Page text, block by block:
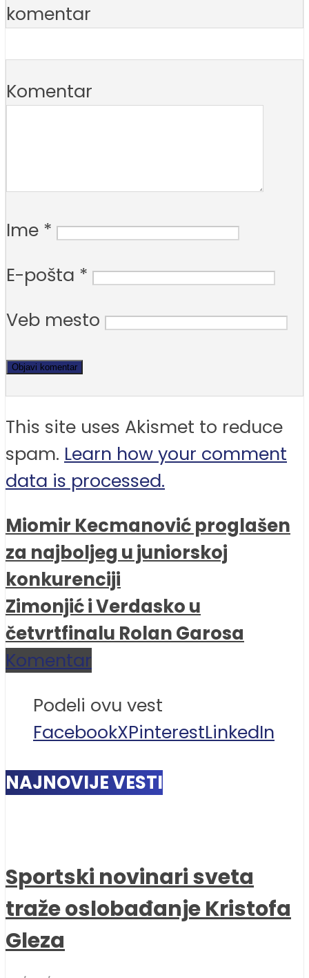
komentar
Komentar
Ime *
E-pošta *
Veb mesto
This site uses Akismet to reduce
spam. Learn how your comment
data is processed.
Miomir Kecmanović proglašen
za najboljeg u juniorskoj
konkurenciji
Zimonjić i Verdasko u
četvrtfinalu Rolan Garosa
Komentar
Podeli ovu vest
FacebookXPinterestLinkedIn
NAJNOVIJE VESTI
Sportski novinari sveta
traže oslobađanje Kristofa
Gleza